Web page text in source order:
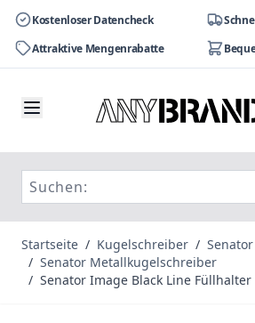
Kostenloser Datencheck
Attraktive Mengenrabatte
Startseite / Kugelschreiber / Senator
/ Senator Metallkugelschreiber
/ Senator Image Black Line